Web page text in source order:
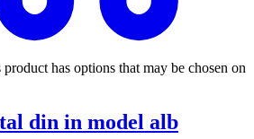
product has options that may be chosen on
din in model alb